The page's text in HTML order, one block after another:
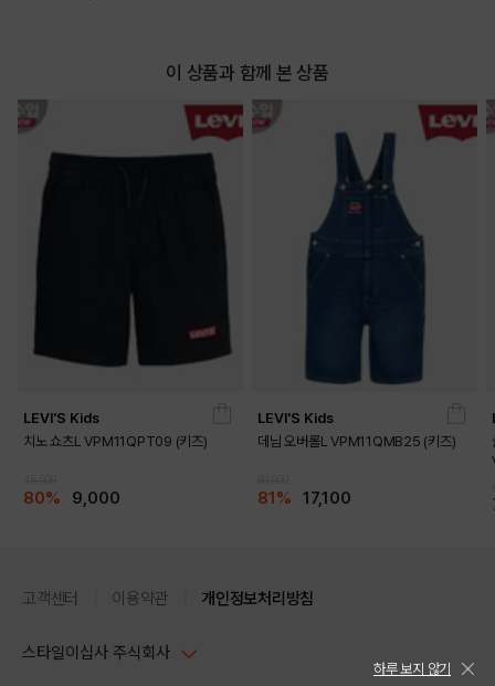
이 상품과 함께 본 상품
LEVI'S Kids
치노 쇼츠L VPM11QPT09 (키즈)
80% 9,000
LEVI'S Kids
데님 오버롤L VPM11QMB25 (키즈)
81% 17,100
고객센터 이용약관 개인정보처리방침
스타일이십사 주식회사
하루 보지 않기